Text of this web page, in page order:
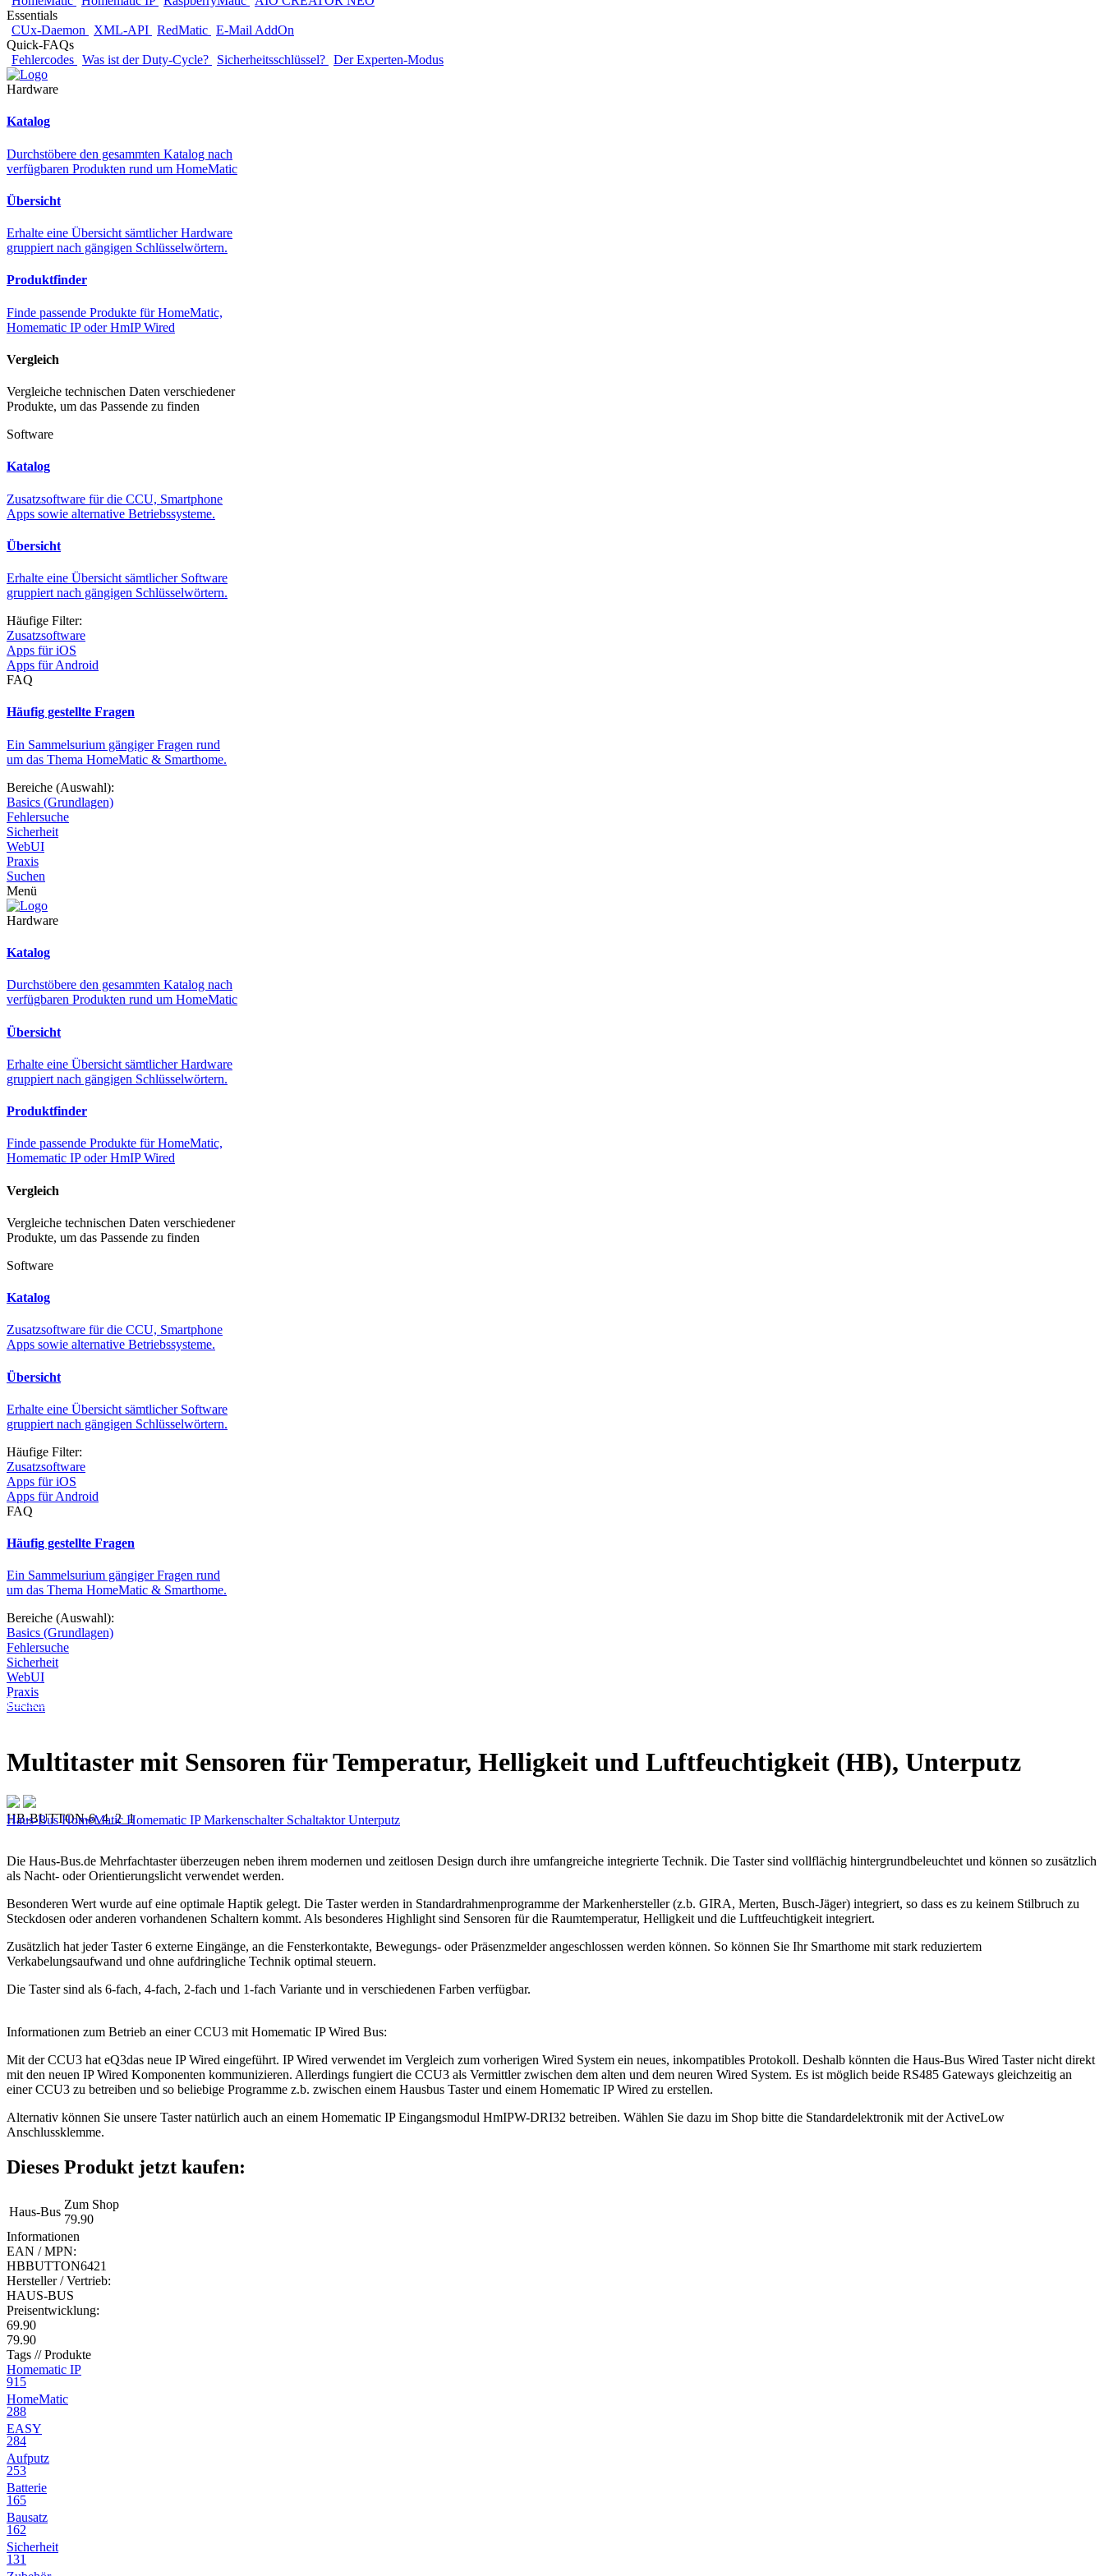
Essentials
CUx-Daemon
XML-API RedMatic E-Mail AddOn
Quick-FAQs
Fehlercodes Was ist der Duty-Cycle? Sicherheitsschlüssel? Der Experten-Modus
Hardware
Katalog
Durchstöbere den gesammten Katalog nach
verfügbaren Produkten rund um HomeMatic
Übersicht
Erhalte eine Übersicht sämtlicher Hardware
gruppiert nach gängigen Schlüsselwörtern.
Produktfinder
Finde passende Produkte für HomeMatic,
Homematic IP oder HmIP Wired
Vergleich
Vergleiche technischen Daten verschiedener
Produkte, um das Passende zu finden
Software
Katalog
Zusatzsoftware für die CCU, Smartphone
Apps sowie alternative Betriebssysteme.
Übersicht
Erhalte eine Übersicht sämtlicher Software
gruppiert nach gängigen Schlüsselwörtern.
Häufige Filter:
Zusatzsoftware
Apps für iOS
Apps für Android
FAQ
Häufig gestellte Fragen
Ein Sammelsurium gängiger Fragen rund
um das Thema HomeMatic & Smarthome.
Bereiche (Auswahl):
Basics (Grundlagen)
Fehlersuche
Sicherheit
WebUI
Praxis
Suchen
Menü
Hardware
Katalog
Durchstöbere den gesammten Katalog nach
verfügbaren Produkten rund um HomeMatic
Übersicht
Erhalte eine Übersicht sämtlicher Hardware
gruppiert nach gängigen Schlüsselwörtern.
Produktfinder
Finde passende Produkte für HomeMatic,
Homematic IP oder HmIP Wired
Vergleich
Vergleiche technischen Daten verschiedener
Produkte, um das Passende zu finden
Software
Katalog
Zusatzsoftware für die CCU, Smartphone
Apps sowie alternative Betriebssysteme.
Übersicht
Erhalte eine Übersicht sämtlicher Software
gruppiert nach gängigen Schlüsselwörtern.
Häufige Filter:
Zusatzsoftware
Apps für iOS
Apps für Android
FAQ
Häufig gestellte Fragen
Ein Sammelsurium gängiger Fragen rund
um das Thema HomeMatic & Smarthome.
Bereiche (Auswahl):
Basics (Grundlagen)
Fehlersuche
Sicherheit
WebUI
Praxis
Suchen
Diese Seite wird nicht weitergeführt, bleibt aber als digitales Archiv online. Vielen Dank für deinen Besuch!
Multitaster mit Sensoren für Temperatur, Helligkeit und Luftfeuchtigkeit (HB), Unterputz
HB-BUTTON-6_4_2_1
Haus-BusHomeMatic Homematic IPMarkenschalter SchaltaktorUnterputz
Die Haus-Bus.de Mehrfachtaster überzeugen neben ihrem modernen und zeitlosen Design durch ihre umfangreiche integrierte Technik. Die Taster sind vollflächig hintergrundbeleuchtet und können so zusätzlich
als Nacht- oder Orientierungslicht verwendet werden.
Besonderen Wert wurde auf eine optimale Haptik gelegt. Die Taster werden in Standardrahmenprogramme der Markenhersteller (z.b. GIRA, Merten, Busch-Jäger) integriert, so dass es zu keinem Stilbruch zu
Steckdosen oder anderen vorhandenen Schaltern kommt. Als besonderes Highlight sind Sensoren für die Raumtemperatur, Helligkeit und die Luftfeuchtigkeit integriert.
Zusätzlich hat jeder Taster 6 externe Eingänge, an die Fensterkontakte, Bewegungs- oder Präsenzmelder angeschlossen werden können. So können Sie Ihr Smarthome mit stark reduziertem
Verkabelungsaufwand und ohne aufdringliche Technik optimal steuern.
Die Taster sind als 6-fach, 4-fach, 2-fach und 1-fach Variante und in verschiedenen Farben verfügbar.
Informationen zum Betrieb an einer CCU3 mit Homematic IP Wired Bus:
Mit der CCU3 hat eQ3das neue IP Wired eingeführt. IP Wired verwendet im Vergleich zum vorherigen Wired System ein neues, inkompatibles Protokoll. Deshalb könnten die Haus-Bus Wired Taster nicht direkt
mit den neuen IP Wired Komponenten kommunizieren. Allerdings fungiert die CCU3 als Vermittler zwischen dem alten und dem neuren Wired System. Es ist möglich beide RS485 Gateways gleichzeitig an
einer CCU3 zu betreiben und so beliebige Programme z.b. zwischen einem Hausbus Taster und einem Homematic IP Wired zu erstellen.
Alternativ können Sie unsere Taster natürlich auch an einem Homematic IP Eingangsmodul HmIPW-DRI32 betreiben. Wählen Sie dazu im Shop bitte die Standardelektronik mit der ActiveLow
Anschlussklemme.
Dieses Produkt jetzt kaufen:
Haus-Bus
Zum Shop
79.90
Informationen
EAN / MPN:
HBBUTTON6421
Hersteller / Vertrieb:
HAUS-BUS
Preisentwicklung:
69.90
79.90
Tags // Produkte
Homematic IP
915
HomeMatic
288
EASY
284
Aufputz
253
Batterie
165
Bausatz
162
Sicherheit
131